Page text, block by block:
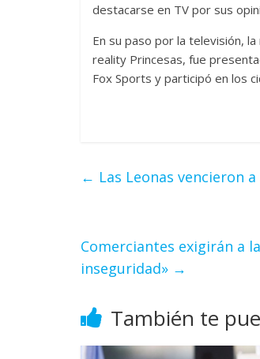
destacarse en TV por sus
En su paso por la televisión,
reality Princesas, fue
Fox Sports y participó en los
← Las Leonas vencieron
Comerciantes exigirán a
inseguridad» →
También te